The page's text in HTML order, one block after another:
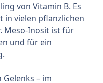
von Vitamin B. Es
in vielen pflanzlichen
Meso-Inosit ist für
und für ein
– im